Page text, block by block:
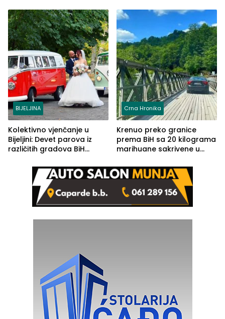
BIJELJINA
Kolektivno vjenčanje u
Bijeljini: Devet parova iz
različitih gradova BiH
Crna Hronika
Krenuo preko granice
prema BiH sa 20 kilograma
marihuane sakrivene u